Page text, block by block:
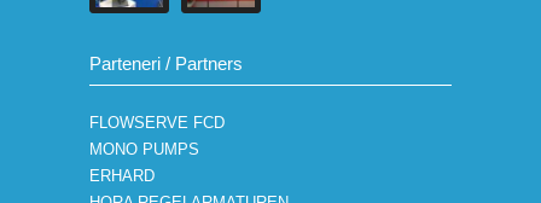
Parteneri / Partners
FLOWSERVE FCD
MONO PUMPS
ERHARD